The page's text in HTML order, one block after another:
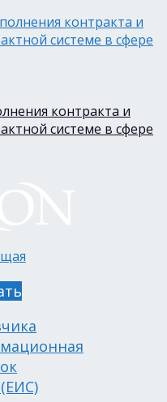
контракта и
системе в сфере